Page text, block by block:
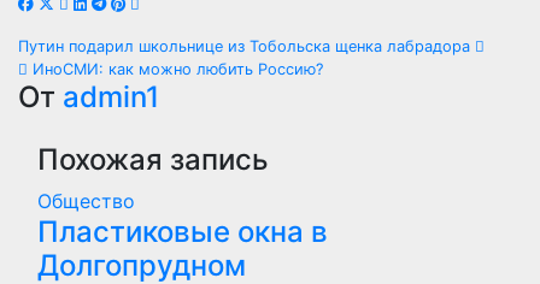
Навигация
по
записям
Путин подарил школьнице из Тобольска щенка лабрадора
ИноСМИ: как можно любить Россию?
От admin1
Похожая запись
Общество
Пластиковые окна в
Долгопрудном